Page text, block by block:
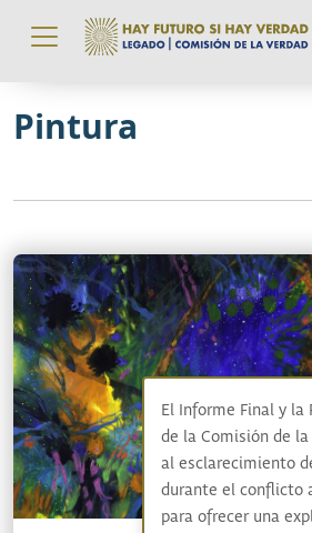
Pasar al contenido principal
Pintura
El Informe Final y
de la Comisión de
al esclarecimiento
durante el conflicto
para ofrecer una